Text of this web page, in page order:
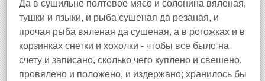
Да в сушильне полтевое мясо и солонина вяленая,
тушки и языки, и рыба сушеная да резаная, и
прочая рыба вяленая да сушеная, а в рогожках и в
корзинках снетки и хохолки - чтобы все было на
счету и записано, сколько чего куплено и свешено,
провялено и положено, и издержано; хранилось бы